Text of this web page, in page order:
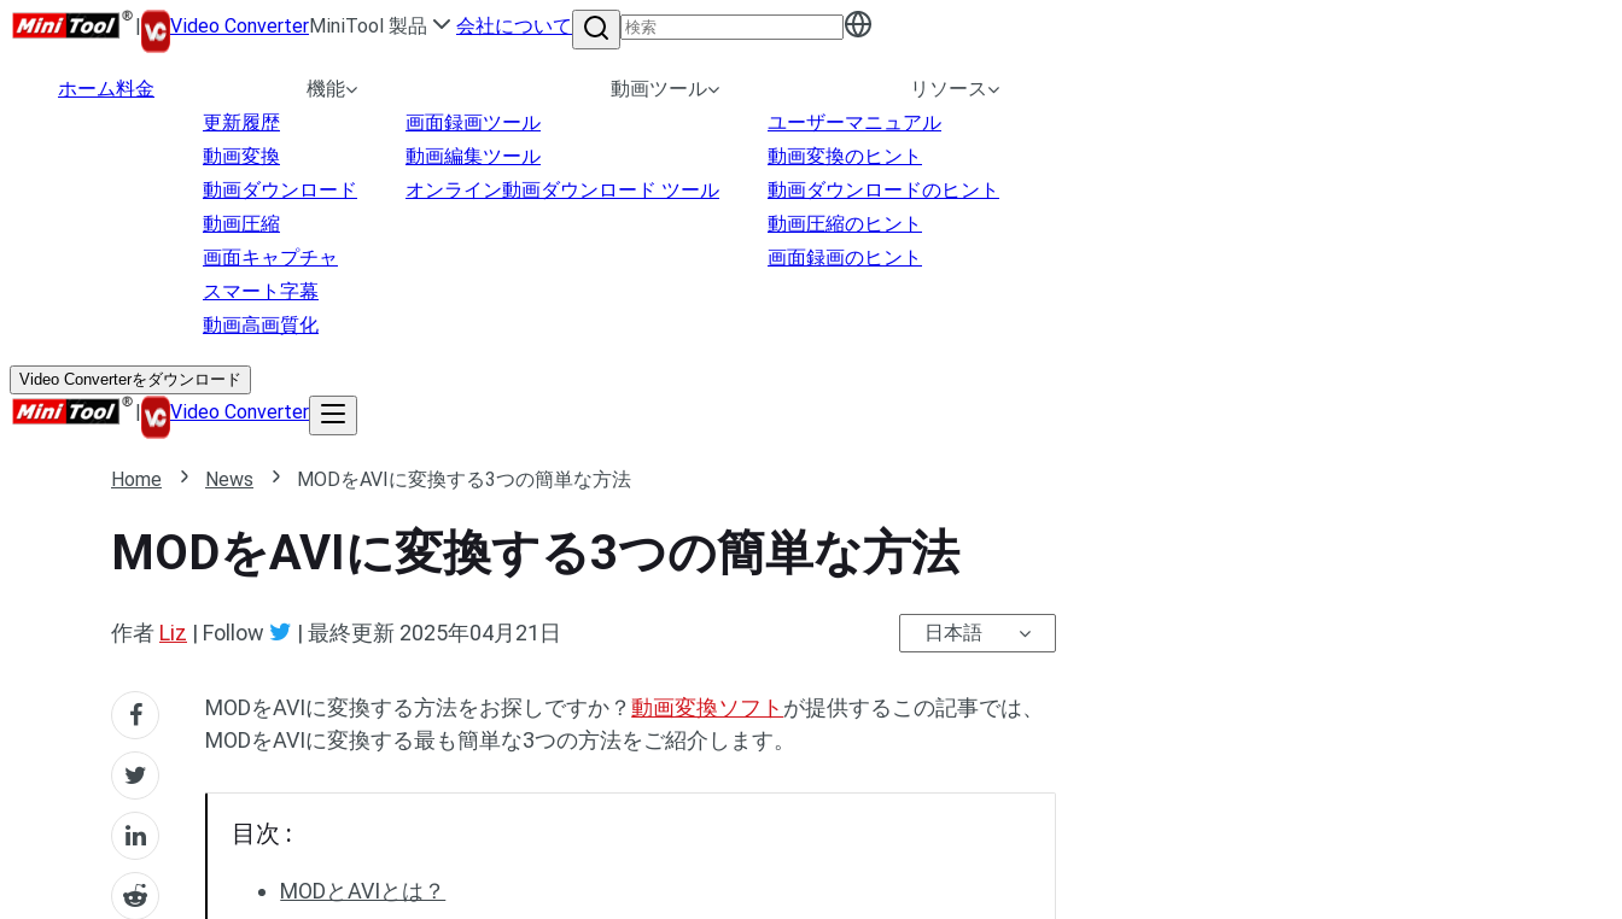
| Video ConverterMiniTool 製品 会社について
ホーム料金
機能
更新履歴
動画変換
動画ダウンロード
動画圧縮
画面キャプチャ
スマート字幕
動画高画質化
動画ツール
画面録画ツール
動画編集ツール
オンライン動画ダウンロード ツール
リソース
ユーザーマニュアル
動画変換のヒント
動画ダウンロードのヒント
動画圧縮のヒント
画面録画のヒント
Video Converterをダウンロード
| Video Converter
Home News MODをAVIに変換する3つの簡単な方法
MODをAVIに変換する3つの簡単な方法
作者 Liz | Follow | 最終更新 2025年04月21日 日本語
MODをAVIに変換する方法をお探しですか？動画変換ソフト が提供するこの記事では、
MODをAVIに変換する最も簡単な3つの方法をご紹介します。
目次 :
MODとAVIとは？